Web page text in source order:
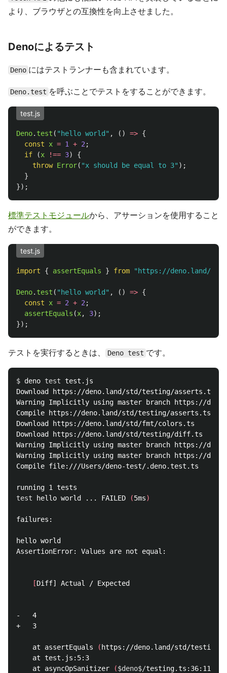
より、ブラウザとの互換性を向上させました。
Denoによるテスト
Deno にはテストランナーも含まれています。
Deno.test を呼ぶことでテストをすることができます。
test.js
Deno. test ( " hello world " , () => {
const
x = 1 + 2 ;
if
(x !== 3)
{
throw Error( "x should be equal to 3" );
}
});
標準テストモジュールから、アサーションを使用すること
ができます。
test.js
import { assertEquals } from " https://deno.land/
Deno. test ( " hello world " , () => {
const
x = 2 + 2 ;
assertEquals (x, 3);
});
テストを実行するときは、 Deno test です。
$ deno test test.js
Download https://deno.land/std/testing/asserts.ts
Warning Implicitly using master branch https://
Compile https://deno.land/std/testing/asserts.ts
Download https://deno.land/std/fmt/colors.ts
Download https://deno.land/std/testing/diff.ts
Warning Implicitly using master branch https://
Warning Implicitly using master branch https://
Compile file:///Users/deno-test/.deno.test.ts
test
hello world ... FAILED (5ms)
failures:
hello world
AssertionError: Values are not equal:
[Diff] Actual / Expected
-   4
+   3
    at assertEquals
( https://deno.land/std/testing/
    at test.js:5:3
    at asyncOpSanitizer
($deno$/testing.ts:36:11